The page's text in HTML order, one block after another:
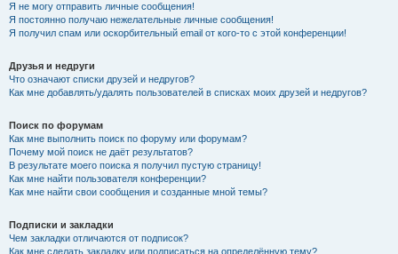
Я не могу отправить личные сообщения!
Я постоянно получаю нежелательные личные сообщения!
Я получил спам или оскорбительный email от кого-то с этой конференции!
Друзья и недруги
Что означают списки друзей и недругов?
Как мне добавлять/удалять пользователей в списках моих друзей и недругов?
Поиск по форумам
Как мне выполнить поиск по форуму или форумам?
Почему мой поиск не даёт результатов?
В результате моего поиска я получил пустую страницу!
Как мне найти пользователя конференции?
Как мне найти свои сообщения и созданные мной темы?
Подписки и закладки
Чем закладки отличаются от подписок?
Как мне сделать закладку или подписаться на определённую тему?